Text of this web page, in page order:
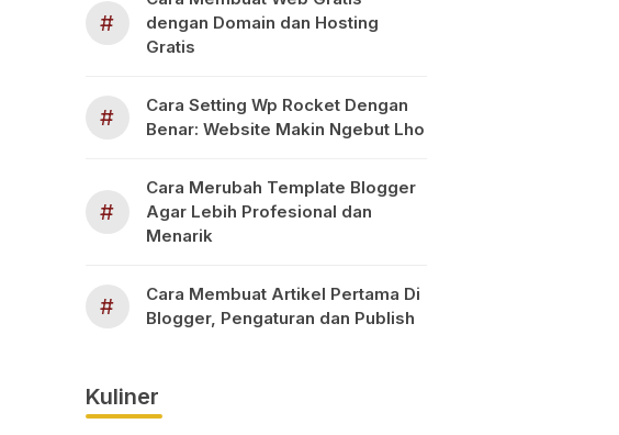
#
dengan Domain dan Hosting
Gratis
#
Cara Setting Wp Rocket Dengan
Benar: Website Makin Ngebut Lho
#
Cara Merubah Template Blogger
Agar Lebih Profesional dan
Menarik
#
Cara Membuat Artikel Pertama Di
Blogger, Pengaturan dan Publish
Kuliner